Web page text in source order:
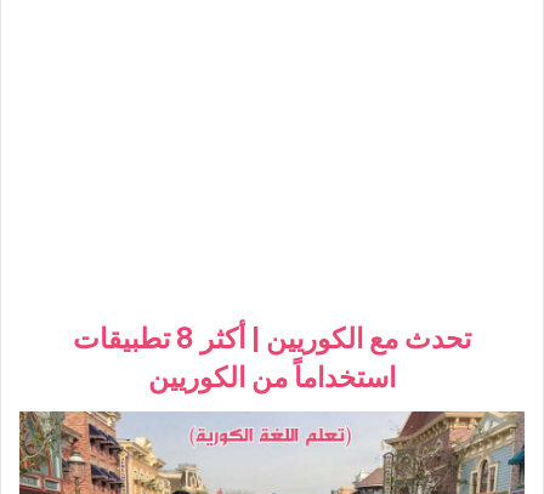
تحدث مع الكوريين | أكثر 8 تطبيقات
استخداماً من الكوريين